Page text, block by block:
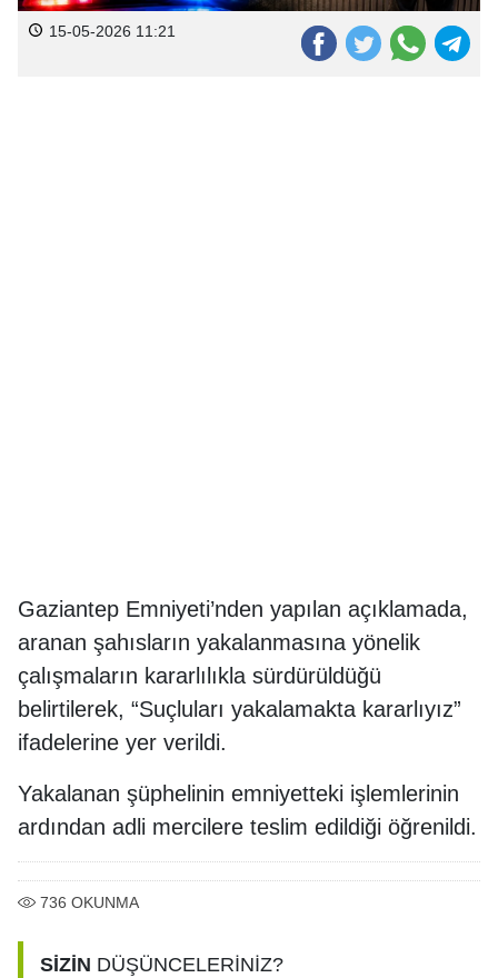
15-05-2026 11:21
Gaziantep Emniyeti’nden yapılan açıklamada,
aranan şahısların yakalanmasına yönelik
çalışmaların kararlılıkla sürdürüldüğü
belirtilerek, “Suçluları yakalamakta kararlıyız”
ifadelerine yer verildi.
Yakalanan şüphelinin emniyetteki işlemlerinin
ardından adli mercilere teslim edildiği öğrenildi.
736 OKUNMA
SİZİN DÜŞÜNCELERİNİZ?